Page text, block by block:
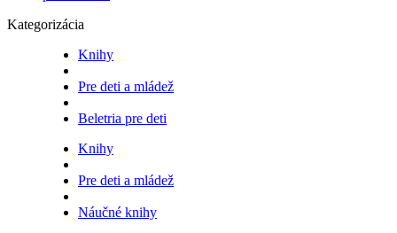
Kategorizácia
Knihy
Pre deti a mládež
Beletria pre deti
Knihy
Pre deti a mládež
Náučné knihy